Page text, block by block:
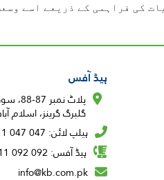
کی فراہمی کے ذریعے اسے
ہیڈ آفس
پلاٹ
گلبرگ گرینز، اسلام
ہیلپ لائن: 047 047 111 051
ہیڈ آفس: 092 092 111 051
info@kb.com.pk